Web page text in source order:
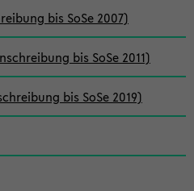
bis SoSe 2007)
bis SoSe 2011)
bis SoSe 2019)